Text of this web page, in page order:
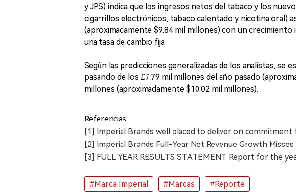
y JPS) indica que los ingresos netos del tabaco y los
cigarrillos electrónicos, tabaco calentado y nicotina oral)
(aproximadamente $9.84 mil millones) con un crecimiento
una tasa de cambio fija.
Según las predicciones generalizadas de los analistas, se
pasando de los £7.79 mil millones del año pasado
millones (aproximadamente $10.02 mil millones).
Referencias:
[1] Imperial Brands well placed to deliver on commitment
[2] Imperial Brands Full-Year Net Revenue Growth Misses
[3] FULL YEAR RESULTS STATEMENT Report for the
#Marca Imperial #Marcas #Reporte